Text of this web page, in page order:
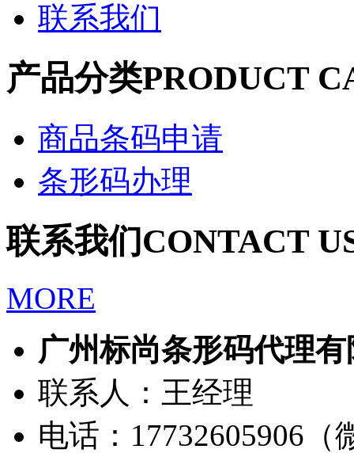
联系我们
产品分类PRODUCT
商品条码申请
条形码办理
联系我们CONTACT
MORE
广州标尚条形码代理
联系人：王经理
电话：17732605906（